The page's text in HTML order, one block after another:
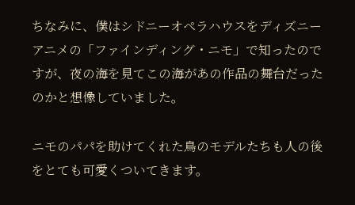
ちなみに、僕はシドニーオペラハウスをディズニー
アニメの「ファインディング・ニモ」で知ったので
すが、夜の海を見てこの海があの作品の舞台だった
のかと想像していました。
ニモのパパを助けてくれた鳥のモデルたちも人の後
をとても可愛くついてきます。